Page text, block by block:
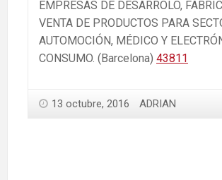
EMPRESAS DE DESARROLO,
VENTA DE PRODUCTOS PARA
AUTOMOCIÓN, MÉDICO Y
CONSUMO. (Barcelona) 43811
13 octubre, 2016 ADRIAN